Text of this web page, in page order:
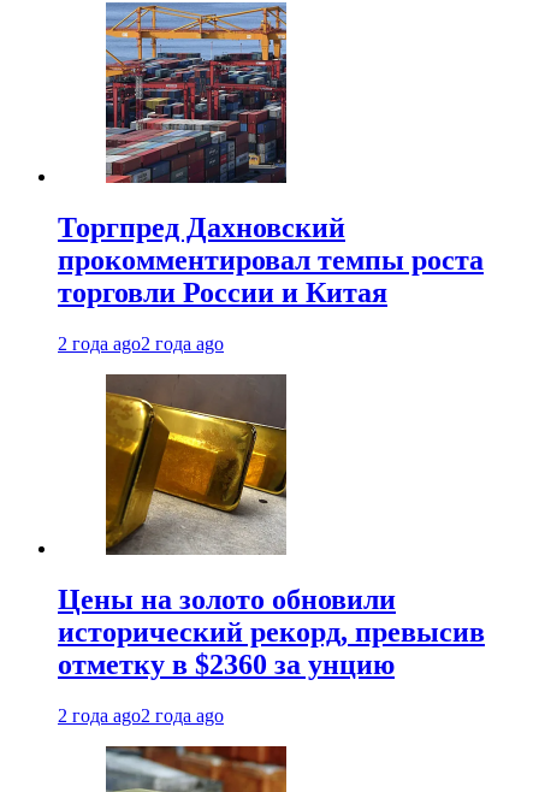
Торгпред Дахновский
прокомментировал темпы роста
торговли России и Китая
2 года ago2 года ago
Цены на золото обновили
исторический рекорд, превысив
отметку в $2360 за унцию
2 года ago2 года ago